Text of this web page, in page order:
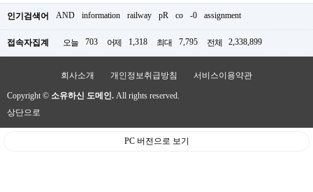
인기검색어 AND information railway pR co -0 assignment
접속자집계 오늘 703 어제 1,318 최대 7,795 전체 2,338,899
회사소개 개인정보취급방침 서비스이용약관
Copyright © 소유하신 도메인. All rights reserved.
상단으로
PC 버전으로 보기